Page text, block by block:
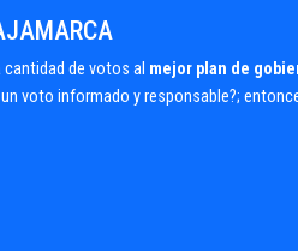
de votos al mejor plan de
voto informado y responsable?;